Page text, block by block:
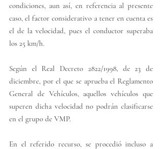
condiciones, aun así, en referencia al presente
caso, el factor considerativo a tener en cuenta es
el de la velocidad, pues el conductor superaba
los 25 km/h.
Según el Real Decreto 2822/1998, de 23 de
diciembre, por el que se aprueba el Reglamento
General de Vehículos, aquellos vehículos que
superen dicha velocidad no podrán clasificarse
en el grupo de VMP.
En el referido recurso, se procedió incluso a